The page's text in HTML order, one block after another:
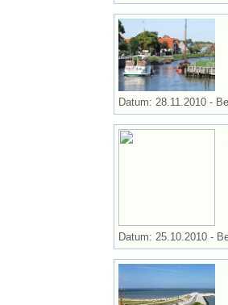
Datum: 28.11.2010 -
Datum: 25.10.2010 -